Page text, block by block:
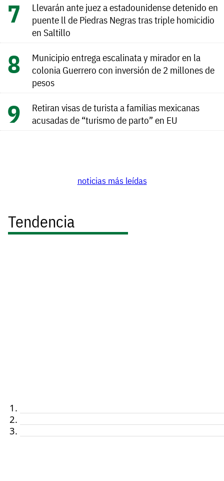
Llevarán ante juez a estadounidense detenido en
puente ll de Piedras Negras tras triple homicidio
en Saltillo
Municipio entrega escalinata y mirador en la
colonia Guerrero con inversión de 2 millones de
pesos
Retiran visas de turista a familias mexicanas
acusadas de “turismo de parto” en EU
noticias más leídas
Tendencia